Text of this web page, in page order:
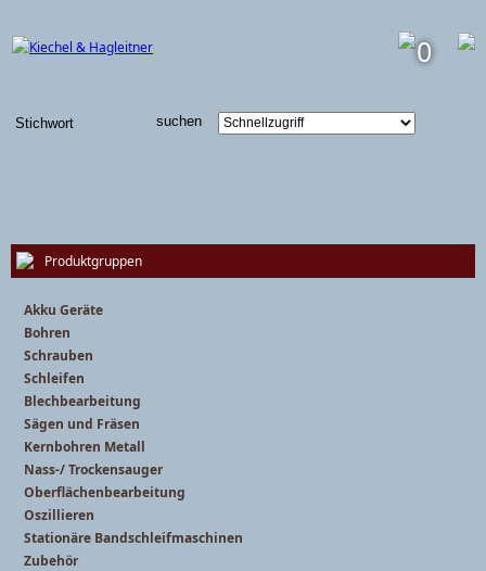
0
Produktgruppen
Akku Geräte
Bohren
Schrauben
Schleifen
Blechbearbeitung
Sägen und Fräsen
Kernbohren Metall
Nass-/ Trockensauger
Oberflächenbearbeitung
Oszillieren
Stationäre Bandschleifmaschinen
Zubehör